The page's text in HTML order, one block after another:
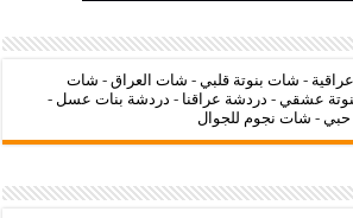
- شات بنوتة قلبي- شات العراق - شات
عشقي- دردشة عراقنا - دردشة بنات عسل -
حبي- شات نجوم للجوال